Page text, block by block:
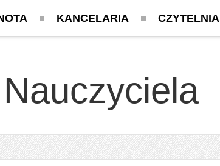
KANCELARIA CZYTELNIA